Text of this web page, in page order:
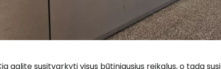
galite susitvarkyti visus būtiniausius reikalus, o tada